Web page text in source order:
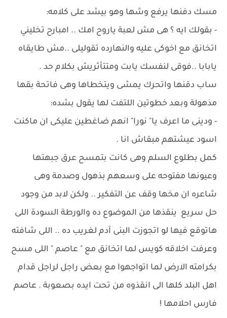
مسك دفنها يرفع وشها وهو بيشد على كلامه:
- بقولك ايه ؟ هى مش لعبة ياروح امك .. امبارح تخليني
اتخانق مع اخوكى عليه والنهارده تقوليلى ..مش طايقاه
يابابا ..فوقى لنفسك يابت ومتتأثريش بكلام حد .
ساب دقنها واتحرك يمشى ويتخطاها وهى فاتحة بقها
مذهولة وبعد خطوتين اللتفت لها يقول بشده:
- ودينى ما اعرف يا" نورا" انهم ضاغطين عليكى ان ماكنت
اسود عيشتهم مبقاش انا .
كمل بطلوع السلم وهى كانت بتمسح عرق جبهتها
وعيونها مفتوحه على وسعهم بذهول وصدمة وهى
شاعره ان مخها وقف عن التفكير .. ولكن لابد من وجود
حل سريع ينقذها من الموضوع ده والورطة السودة اللى
هاتوقع فيها لو اتجوزت البنى آدم لغريب ده .. اللى شافته
وعرفت اخلاقه كويس لما اتخانق مع " عاصم " اللى مسح
بكرامته الارض لما اتواجهوا مع بعض راجل لراجل قدام
اهل البلد كلها الى انقذوه من تحت ايده بصعوبة . عاصم
فارس احلامها !